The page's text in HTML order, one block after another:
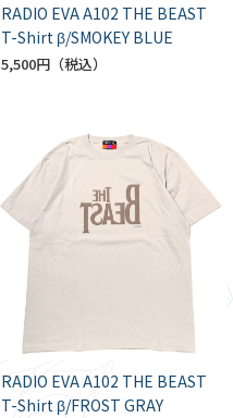
RADIO EVA A102 THE BEAST
T-Shirt β/SMOKEY BLUE
5,500円
RADIO EVA A102 THE BEAST
T-Shirt β/FROST GRAY